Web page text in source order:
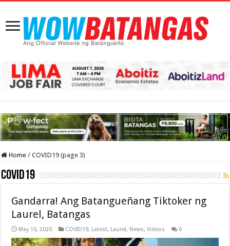
Home / COVID19 (page 3)
COVID19
Gandarra! Ang Batangueñang Tiktoker ng
Laurel, Batangas
May 10, 2020 COVID19, Latest, Laurel, News,Videos 0